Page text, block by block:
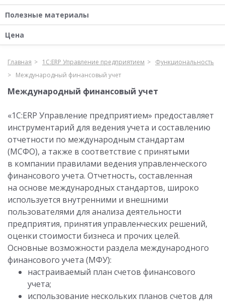
Полезные материалы
Цена
Главная 1С:ERP Управление предприятием
Функциональность
Международный финансовый учет
Международный финансовый учет
«1С:ERP Управление предприятием» предоставляет
инструментарий для ведения учета и составлению
отчетности по международным стандартам
(МСФО), а также в соответствие с принятыми
в компании правилами ведения управленческого
финансового учета. Отчетность, составленная
на основе международных стандартов, широко
используется внутренними и внешними
пользователями для анализа деятельности
предприятия, принятия управленческих решений,
оценки стоимости бизнеса и прочих целей.
Основные возможности раздела международного
финансового учета (МФУ):
настраиваемый план счетов финансового
учета;
использование нескольких планов счетов для